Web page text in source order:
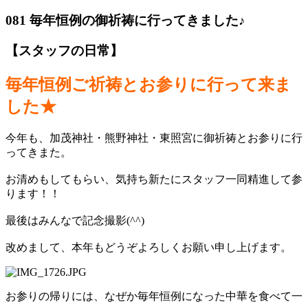
081 毎年恒例の御祈祷に行ってきました♪
【スタッフの日常】
毎年恒例ご祈祷とお参りに行って来ま
した★
今年も、加茂神社・熊野神社・東照宮に御祈祷とお参りに行
ってきまた。
お清めもしてもらい、気持ち新たにスタッフ一同精進して参
ります！！
最後はみんなで記念撮影(^^)
改めまして、本年もどうぞよろしくお願い申し上げます。
お参りの帰りには、なぜか毎年恒例になった中華を食べて一